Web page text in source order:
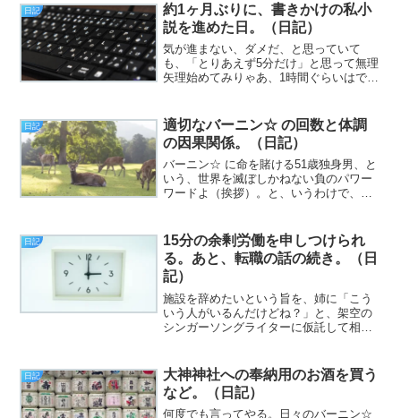
日記
約1ヶ月ぶりに、書きかけの私小
説を進めた日。（日記）
気が進まない、ダメだ、と思っていて
も、「とりあえず5分だけ」と思って無理
矢理始めてみりゃあ、1時間ぐらいはでき
れに変える前のオンボロい奴が、リモコ
ンの付いてなかった機種...
日記
適切なバーニン☆ の回数と体調
の因果関係。（日記）
バーニン☆ に命を賭ける51歳独身男、と
いう、世界を滅ぼしかねない負のパワー
ワードよ（挨拶）。と、いうわけで、フ
できるものの結構疲れるなと思った火曜
日、皆様いかがお過ご...
日記
15分の余剰労働を申しつけられ
る。あと、転職の話の続き。（日
記）
施設を辞めたいという旨を、姉に「こう
いう人がいるんだけどね？」と、架空の
シンガーソングライターに仮託して相談
サーっと一刀両断され、非常に清々しか
ったです（挨拶）。と、い...
日記
大神神社への奉納用のお酒を買う
など。（日記）
何度でも言ってやる。日々のバーニン☆